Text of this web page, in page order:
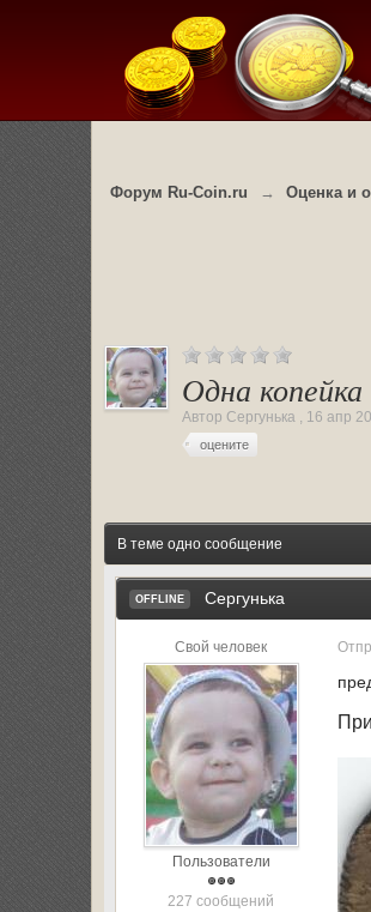
Форум Ru-Coin.ru → Оценка и
Одна копейка
Автор Сергунька , 16 апр
оцените
В теме одно сообщение
OFFLINE Сергунька
Свой человек
Пользователи
227 сообщений